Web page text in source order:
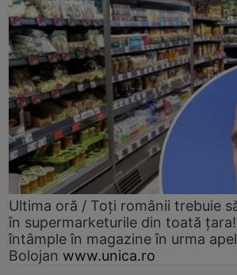
Ultima oră / Toți românii trebuie
în supermarketurile din toată
întâmple în magazine în urma
Bolojan www.unica.ro